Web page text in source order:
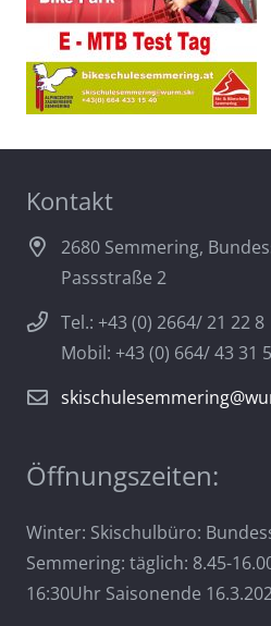
Kontakt
2680 Semmering,
Passstraße 2
Tel.: +43 (0) 2664/ 21 22 8
Mobil: +43 (0) 664/ 43 31
Öffnungszeiten:
Winter: Skischulbüro:
Semmering: täglich: 8.45-
16:30Uhr Saisonende